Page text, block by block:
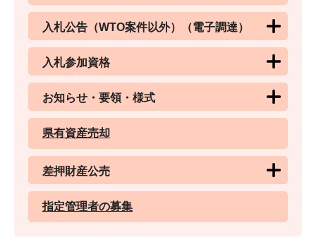
入札公告（WTO案件以外）（電子調達）
入札参加資格
お知らせ・要領・様式
県有資産売却
差押財産公売
指定管理者の募集